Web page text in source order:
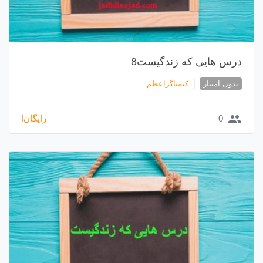
درس هایی که زندگیست8
بدون امتیاز کیمیاگراعظم
group
0 رایگان!